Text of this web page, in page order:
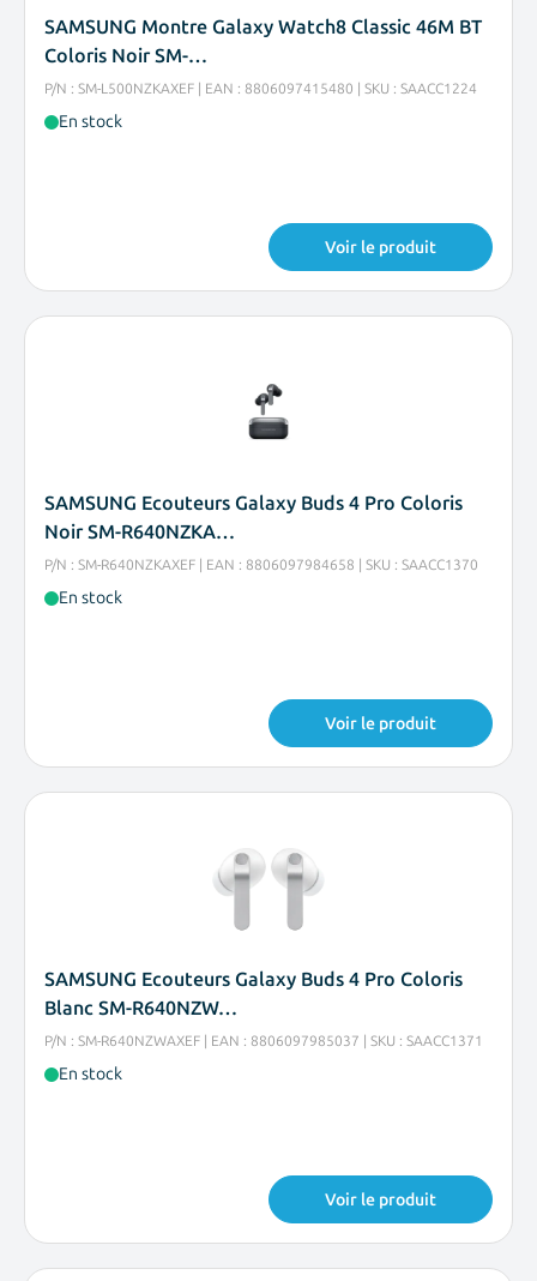
SAMSUNG Montre Galaxy Watch8 Classic 46M BT
Coloris Noir SM-…
P/N : SM-L500NZKAXEF | EAN : 8806097415480 | SKU : SAACC1224
En stock
Voir le produit
SAMSUNG Ecouteurs Galaxy Buds 4 Pro Coloris
Noir SM-R640NZKA…
P/N : SM-R640NZKAXEF | EAN : 8806097984658 | SKU : SAACC1370
En stock
Voir le produit
SAMSUNG Ecouteurs Galaxy Buds 4 Pro Coloris
Blanc SM-R640NZW…
P/N : SM-R640NZWAXEF | EAN : 8806097985037 | SKU : SAACC1371
En stock
Voir le produit